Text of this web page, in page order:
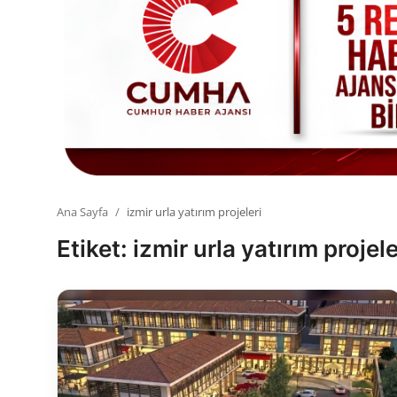
Sivil Toplum Kuruluşları
Kamu Kurumları ve Üst Kurullar
Resmi Reklamlar
Ana Sayfa izmir urla yatırım projeleri
Etiket: izmir urla yatırım